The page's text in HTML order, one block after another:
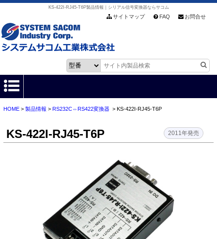
KS-422I-RJ45-T6P製品情報｜シリアル信号変換器ならサコム
サイトマップ FAQ お問合せ
HOME
製品情報
お客様サポート
会社情報
お問い合わせ
HOME> 製品情報 > RS232C⇔RS422変換器> KS-422I-RJ45-T6P
KS-422I-RJ45-T6P 2011年発売